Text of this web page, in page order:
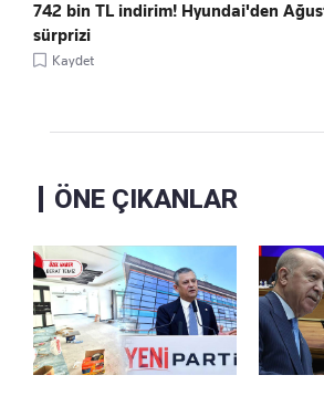
742 bin TL indirim! Hyundai'den
sürprizi
Kaydet
ÖNE ÇIKANLAR